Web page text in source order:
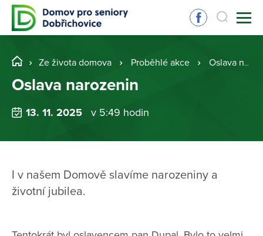
Ze života domova Proběhlé akce Oslava narozenin
Oslava narozenin
13. 11. 2025 v 5:49 hodin
I v našem Domově slavíme narozeniny a
životní jubilea.